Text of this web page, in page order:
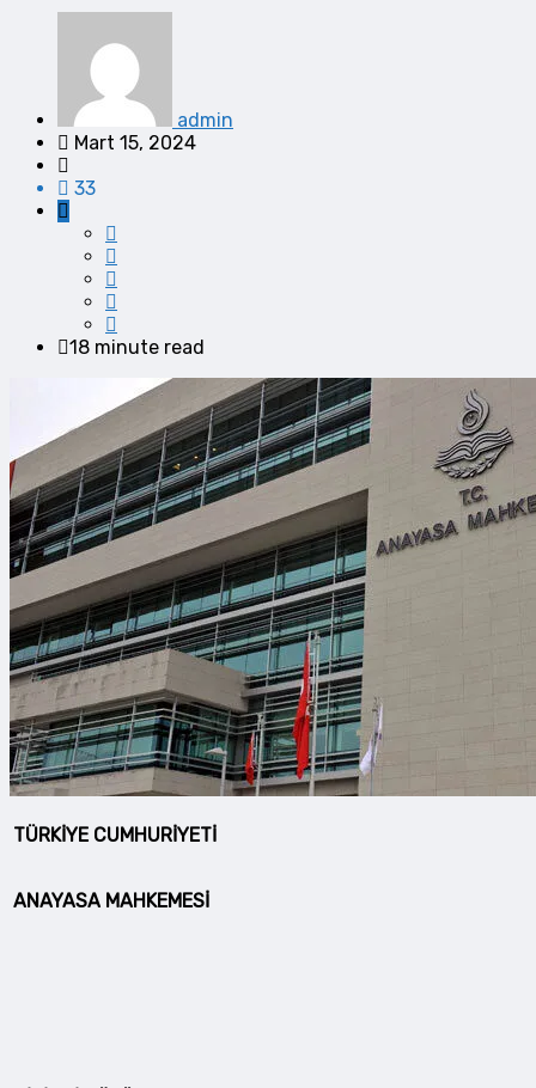
admin
Mart 15, 2024
33
18 minute read
TÜRKİYE CUMHURİYETİ
ANAYASA MAHKEMESİ